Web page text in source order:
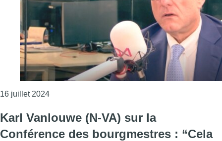
16 juillet 2024Consulter l'article "Taxation des bornes de
Karl Vanlouwe (N-VA) sur la
Conférence des bourgmestres : “Cela